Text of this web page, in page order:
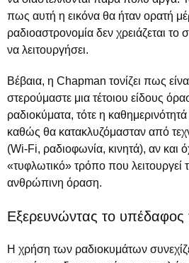
πως αυτή η εικόνα θα ήταν ορατή
ραδιοαστρονομία δεν χρειάζεται το
να λειτουργήσει.
Βέβαια, η Chapman τονίζει πως
στερούμαστε μια τέτοιου είδους
ραδιοκύματα, τότε η
καθώς θα κατακλυζόμασταν από
(Wi‑Fi, ραδιοφωνία, κινητά), αν και
«τυφλωτικό» τρόπο που
ανθρώπινη όραση.
Εξερευνώντας το υπέδαφος
Η χρήση των ραδιοκυμάτων